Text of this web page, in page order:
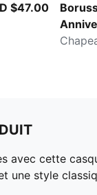
$47.00
avec cette
style